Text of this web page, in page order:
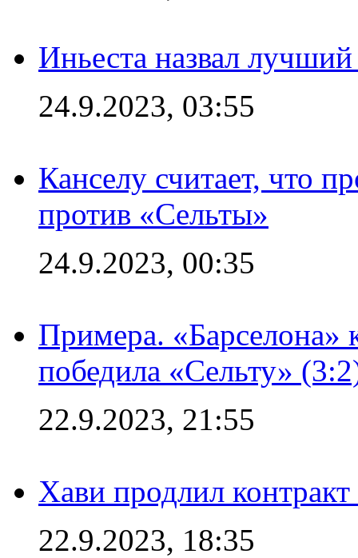
Иньеста назвал
24.9.2023, 03:55
Канселу считает, что
против «Сельты»
24.9.2023, 00:35
Примера. «Барселона»
победила «Сельту»
22.9.2023, 21:55
Хави продлил
22.9.2023, 18:35